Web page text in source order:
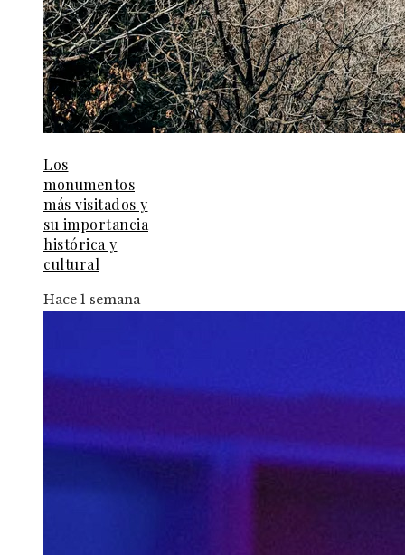
Los
monumentos
más visitados y
su importancia
histórica y
cultural
Hace 1 semana